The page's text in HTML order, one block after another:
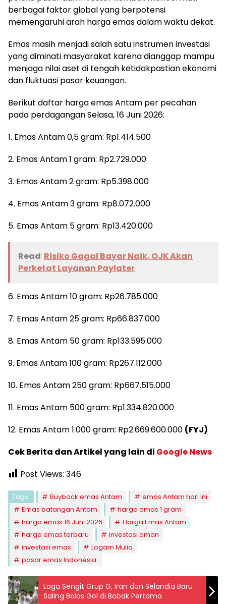
berbagai faktor global yang berpotensi
memengaruhi arah harga emas dalam waktu dekat.
Emas masih menjadi salah satu instrumen investasi
yang diminati masyarakat karena dianggap mampu
menjaga nilai aset di tengah ketidakpastian ekonomi
dan fluktuasi pasar keuangan.
Berikut daftar harga emas Antam per pecahan
pada perdagangan Selasa, 16 Juni 2026:
1. Emas Antam 0,5 gram: Rp1.414.500
2. Emas Antam 1 gram: Rp2.729.000
3. Emas Antam 2 gram: Rp5.398.000
4. Emas Antam 3 gram: Rp8.072.000
5. Emas Antam 5 gram: Rp13.420.000
Read Risiko Gagal Bayar Naik, OJK Akan
Perketat Layanan Paylater
6. Emas Antam 10 gram: Rp26.785.000
7. Emas Antam 25 gram: Rp66.837.000
8. Emas Antam 50 gram: Rp133.595.000
9. Emas Antam 100 gram: Rp267.112.000
10. Emas Antam 250 gram: Rp667.515.000
11. Emas Antam 500 gram: Rp1.334.820.000
12. Emas Antam 1.000 gram: Rp2.669.600.000 (FYJ)
Cek Berita dan Artikel yang lain di Google News
Post Views: 346
Tags: Buyback emas Antam
emas Antam hari ini
Emas batangan Antam
harga emas 1 gram
harga emas 16 Juni 2026
Harga Emas Antam
harga emas terbaru
investasi aman
investasi emas
Logam Mulia
pasar emas Indonesia.
Laga Sengit Grup G, Iran dan Selandia Baru
Saling Balas Gol di Babak Pertama